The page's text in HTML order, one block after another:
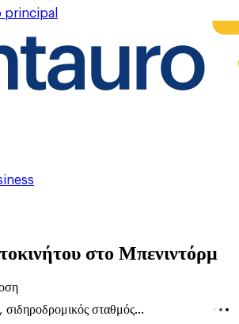
principal
στο Μπενιντόρμ
σταθμός...